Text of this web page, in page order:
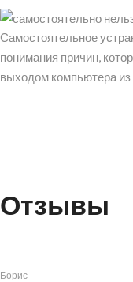
Самостоятельное
понимания причин,
выходом компьютера из
Отзывы
Борис